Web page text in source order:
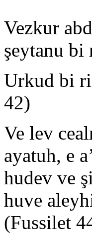
Vezkur
şeytanu bi
Urkud bi
42)
Ve lev
ayatuh, e
hudev ve
huve
(Fussilet